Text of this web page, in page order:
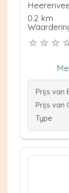
0.2 km
Prijs van
Prijs van
Type